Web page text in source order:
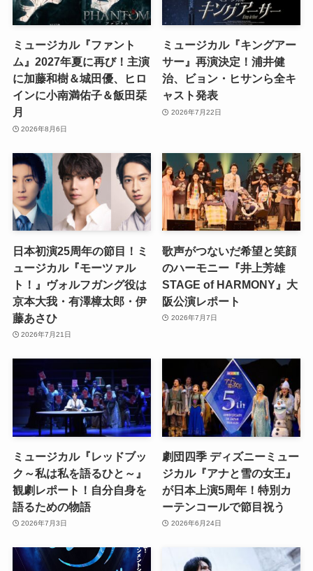
ミュージカル『ファント
ム』2027年夏に再び！主演
に加藤和樹＆城田優、ヒロ
インに小南満佑子＆飯田栞
月
2026年8月6日
ミュージカル『キングアー
サー』再演決定！浦井健
治、ビョン・ヒサンら全キ
ャスト発表
2026年7月22日
日本初演25周年の節目！ミ
ュージカル『モーツァル
ト！』ヴォルフガング役は
京本大我・有澤樟太郎・伊
藤あさひ
2026年7月21日
歌声がつないだ希望と笑顔
のハーモニー『井上芳雄
STAGE of HARMONY』大
阪公演レポート
2026年7月7日
ミュージカル『レッドブッ
ク～私は私を語るひと～』
観劇レポート！自分自身を
語るための物語
2026年7月3日
劇団四季 ディズニーミュー
ジカル『アナと雪の女王』
が日本上演5周年！特別カ
ーテンコールで節目祝う
2026年6月24日